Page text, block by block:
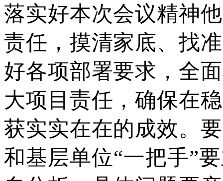
落实好本次会议精神
责任，摸清家底、找
好各项部署要求，全
大项目责任，确保在
获实实在在的成效。
和基层单位“一把手”